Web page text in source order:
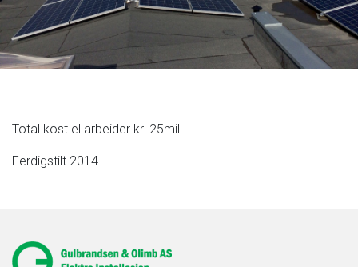
Total kost el arbeider kr. 25mill.
Ferdigstilt 2014